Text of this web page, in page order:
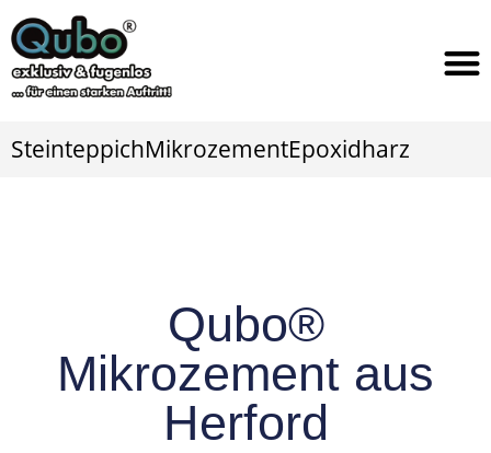
SteinteppichMikrozementEpoxidharz
Qubo®
Mikrozement aus
Herford